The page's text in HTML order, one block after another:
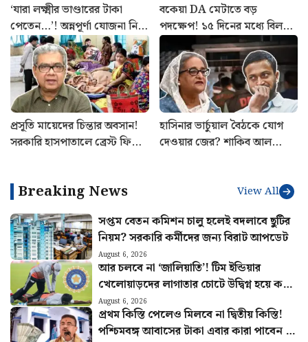
‘যারা লক্ষ্মীর ভাণ্ডারের টাকা
পেতেন…’! অন্নপূর্ণা যোজনা নিয়ে
বড় আপডেট দিলেন মন্ত্রী দিলীপ
বকেয়া DA মেটাতে বড়
পদক্ষেপ! ১৫ দিনের মধ্যে বিল
প্রস্তুতের নির্দেশ অর্থ দপ্তরের
প্রসূতি মায়েদের চিন্তার অবসান!
সরকারি হাসপাতালে ব্রেস্ট ফিডিং
হাসিনার ভার্চুয়াল বৈঠকে যোগ
দেওয়ার জের? শাকিব আল
Breaking News View All
সপ্তম বেতন কমিশন চালু হলেই বদলাবে ছুটির
নিয়ম? সরকারি কর্মীদের জন্য বিরাট আপডেট
August 6, 2026
আর চলবে না ‘জালিয়াতি’! টিম ইন্ডিয়ার
খেলোয়াড়দের লাগাতার চোটে উদ্বিগ্ন হয়ে কড়া
পদক্ষেপ BCCI-র
August 6, 2026
প্রথম কিস্তি পেলেও মিলবে না দ্বিতীয় কিস্তি!
পশ্চিমবঙ্গ আবাসের টাকা এবার কারা পাবেন না